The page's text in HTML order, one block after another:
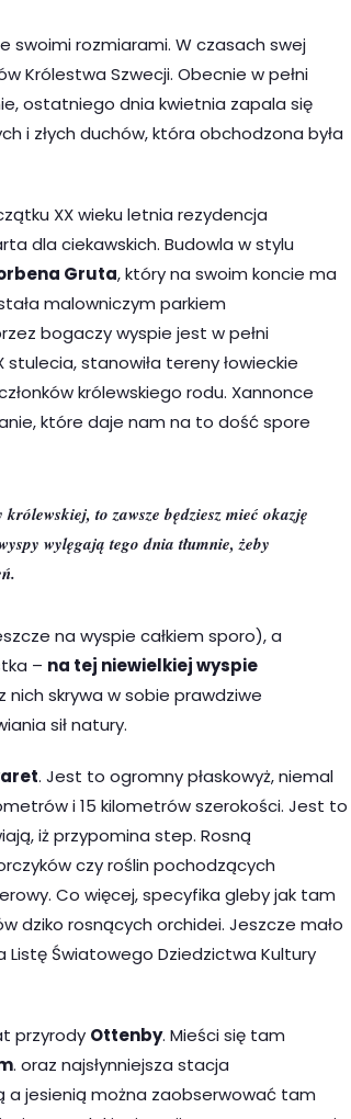
swoimi rozmiarami. W czasach swej
Królestwa Szwecji. Obecnie w pełni
ostatniego dnia kwietnia zapala się
i złych duchów, która obchodzona była
XX wieku letnia rezydencja
dla ciekawskich. Budowla w stylu
Gruta, który na swoim koncie ma
malowniczym parkiem
bogaczy wyspie jest w pełni
stulecia, stanowiła tereny łowieckie
królewskiego rodu. Xannonce
które daje nam na to dość spore
to zawsze będziesz mieć okazję
wylęgają tego dnia tłumnie, żeby
na wyspie całkiem sporo), a
– na tej niewielkiej wyspie
nich skrywa w sobie prawdziwe
sił natury.
. Jest to ogromny płaskowyż, niemal
i 15 kilometrów szerokości. Jest to
iż przypomina step. Rosną
czy roślin pochodzących
Co więcej, specyfika gleby jak tam
dziko rosnących orchidei. Jeszcze mało
Światowego Dziedzictwa Kultury
przyrody Ottenby. Mieści się tam
. oraz najsłynniejsza stacja
a jesienią można zaobserwować tam